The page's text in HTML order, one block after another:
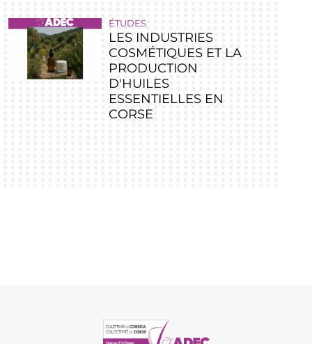
ÉTUDES
LES INDUSTRIES
COSMÉTIQUES ET LA
PRODUCTION
D'HUILES
ESSENTIELLES EN
CORSE